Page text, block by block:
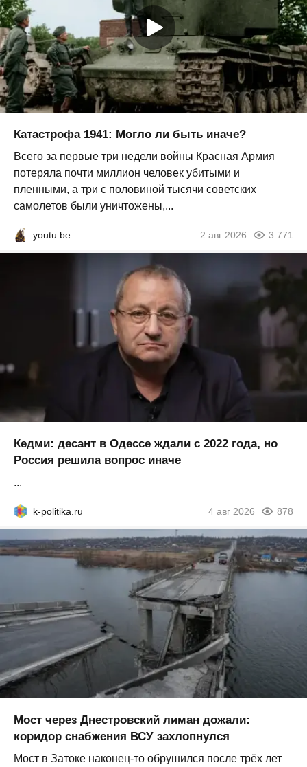
Катастрофа 1941: Могло ли быть иначе?
Всего за первые три недели войны Красная Армия
потеряла почти миллион человек убитыми и
пленными, а три с половиной тысячи советских
самолетов были уничтожены,...
youtu.be 2 авг 2026 3 771
Кедми: десант в Одессе ждали с 2022 года, но
Россия решила вопрос иначе
...
k-politika.ru 4 авг 2026 878
Мост через Днестровский лиман дожали:
коридор снабжения ВСУ захлопнулся
Мост в Затоке наконец-то обрушился после трёх лет